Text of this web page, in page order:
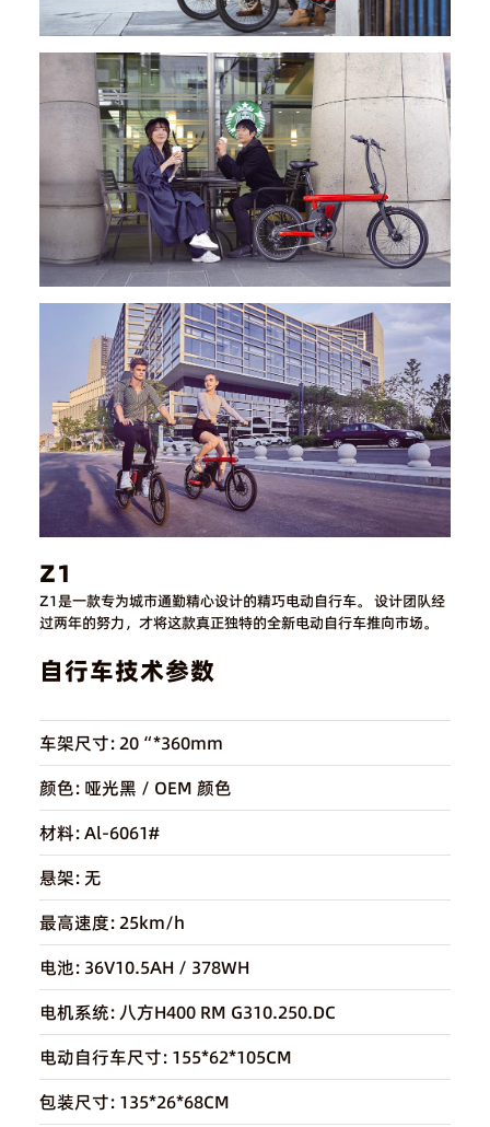
Z1
Z1是一款专为城市通勤精心设计的精巧电动自行车。 设计团队经
过两年的努力，才将这款真正独特的全新电动自行车推向市场。
自行车技术参数
车架尺寸:20“*360mm
颜色: 哑光黑 / OEM 颜色
材料:Al-6061#
悬架: 无
最高速度:25km/h
电池: 36V10.5AH / 378WH
电机系统: 八方H400 RM G310.250.DC
电动自行车尺寸: 155*62*105CM
包装尺寸: 135*26*68CM